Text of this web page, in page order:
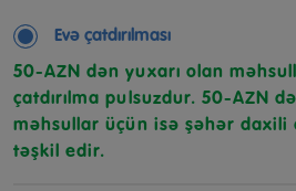
Evə çatdırılması
50-AZN dən yuxarı olan
çatdırılma pulsuzdur. 50-AZN
məhsullar üçün isə şəhər daxili
təşkil edir.